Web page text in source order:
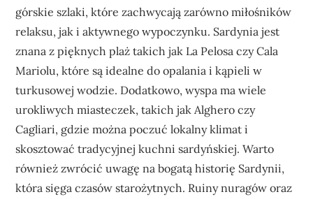
górskie szlaki, które zachwycają zarówno miłośników
relaksu, jak i aktywnego wypoczynku. Sardynia jest
znana z pięknych plaż takich jak La Pelosa czy Cala
Mariolu, które są idealne do opalania i kąpieli w
turkusowej wodzie. Dodatkowo, wyspa ma wiele
urokliwych miasteczek, takich jak Alghero czy
Cagliari, gdzie można poczuć lokalny klimat i
skosztować tradycyjnej kuchni sardyńskiej. Warto
również zwrócić uwagę na bogatą historię Sardynii,
która sięga czasów starożytnych. Ruiny nuragów oraz